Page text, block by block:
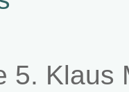
5. Klaus